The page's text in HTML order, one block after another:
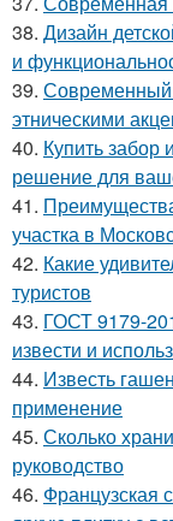
38. Дизайн
и
39. Современный
этническими
40. Купить забор
решение для
41.
участка в
42. Какие
туристов
43. ГОСТ 9179-
извести и
44. Известь
применение
45. Сколько
руководство
46. Французская